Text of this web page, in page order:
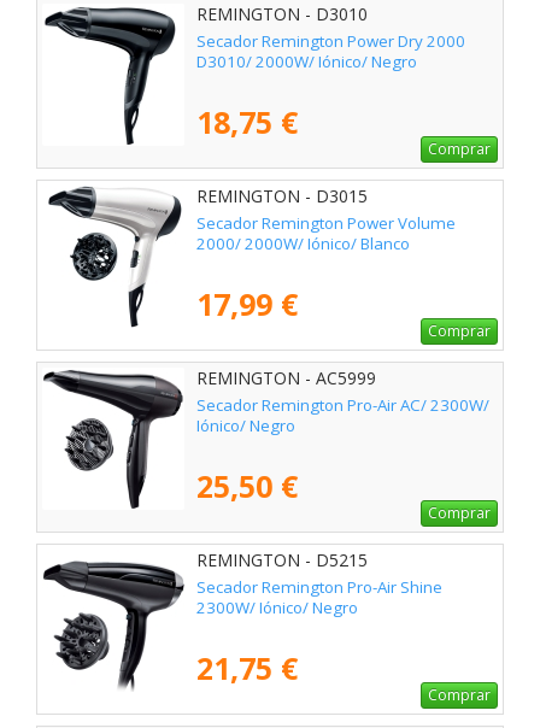
REMINGTON - D3010
Secador Remington Power Dry 2000
D3010/ 2000W/ Iónico/ Negro
18,75 €
Comprar
REMINGTON - D3015
Secador Remington Power Volume
2000/ 2000W/ Iónico/ Blanco
17,99 €
Comprar
REMINGTON - AC5999
Secador Remington Pro-Air AC/ 2300W/
Iónico/ Negro
25,50 €
Comprar
REMINGTON - D5215
Secador Remington Pro-Air Shine
2300W/ Iónico/ Negro
21,75 €
Comprar